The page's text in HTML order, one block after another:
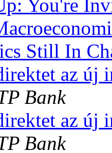
You're
Still In
az új
Bank
az új
Bank